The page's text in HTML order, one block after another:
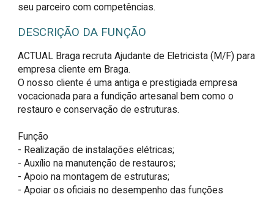
seu parceiro com competências.
DESCRIÇÃO DA FUNÇÃO
ACTUAL Braga recruta Ajudante de Eletricista (M/F) para
empresa cliente em Braga.
O nosso cliente é uma antiga e prestigiada empresa
vocacionada para a fundição artesanal bem como o
restauro e conservação de estruturas.
Função
- Realização de instalações elétricas;
- Auxílio na manutenção de restauros;
- Apoio na montagem de estruturas;
- Apoiar os oficiais no desempenho das funções